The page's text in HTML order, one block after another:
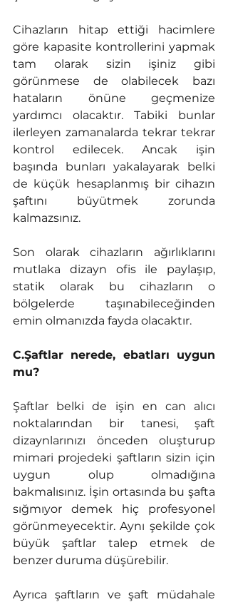
Cihazların hitap ettiği hacimlere
göre kapasite kontrollerini yapmak
tam olarak sizin işiniz gibi
görünmese de olabilecek bazı
hataların önüne geçmenize
yardımcı olacaktır. Tabiki bunlar
ilerleyen zamanalarda tekrar tekrar
kontrol edilecek. Ancak işin
başında bunları yakalayarak belki
de küçük hesaplanmış bir cihazın
şaftını büyütmek zorunda
kalmazsınız.
Son olarak cihazların ağırlıklarını
mutlaka dizayn ofis ile paylaşıp,
statik olarak bu cihazların o
bölgelerde taşınabileceğinden
emin olmanızda fayda olacaktır.
C.Şaftlar nerede, ebatları uygun
mu?
Şaftlar belki de işin en can alıcı
noktalarından bir tanesi, şaft
dizaynlarınızı önceden oluşturup
mimari projedeki şaftların sizin için
uygun olup olmadığına
bakmalısınız. İşin ortasında bu şafta
sığmıyor demek hiç profesyonel
görünmeyecektir. Aynı şekilde çok
büyük şaftlar talep etmek de
benzer duruma düşürebilir.
Ayrıca şaftların ve şaft müdahale